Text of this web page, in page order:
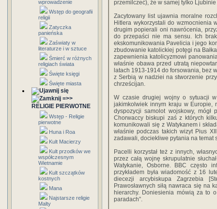
wprowadzenie
Wstęp do geografii
religii
Zatyczka
panieńska
Zaświaty w
literaturze i w sztuce
Śmierć w różnych
religiach świata
Święte księgi
Święte miasta
=>>
RELIGIE PIERWOTNE
Wstęp - Religie
pierwotne
Huna i Roa
Kult Macierzy
Kult przodków we
współczesnym
Wietnamie
Kult szczątków
kostnych
Mana
Najstarsze religie
Malty
przemilczeć), że w samej tylko
Zacytowany list ujawnia moralne
Hitlera wykorzystali do wzmocnienia
drugim popierali oni nawrócenia,
do przepaści nie ma sensu. Ich
ekskomunikowania Pavelicia i jego
zbudowanie katolickiej potęgi na
zapewnienia katolicyzmowi
właśnie obawa przed utratą
latach 1913-1914 do forsowania, bez
z Serbią w nadziei na stworzenie
chrześcijan.
W czasie drugiej wojny o sytuacji
jakimkolwiek innym kraju w Europie,
dyspozycji samolot wojskowy,
Chorwaccy biskupi zaś z których
komunikowali się z Watykanem i
właśnie podczas takich wizyt Pius
zadawali, dociekliwe pytania na temat
Pacelli korzystał też z innych,
przez całą wojnę skrupulatnie
Watykanie, Osborne. BBC często
przykładem była wiadomość z 16
diecezji arcybiskupa Zagrzebia
Prawosławnych siłą nawraca się na
hierarchy. Doniesienia mówią za to
paradach”.